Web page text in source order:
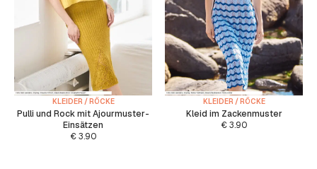
KLEIDER / RÖCKE
Pulli und Rock mit Ajourmuster-
Einsätzen
€3.90
KLEIDER / RÖCKE
Kleid im Zackenmuster
€3.90